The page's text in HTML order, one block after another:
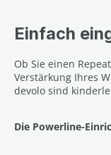
Einfach
Ob Sie einen
Verstärkung Ihres
devolo sind
Die Powerline-